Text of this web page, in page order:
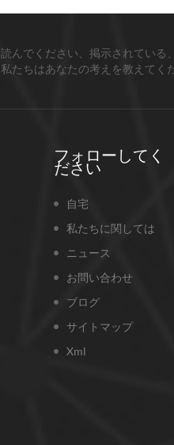
読んでください、掲示されている
私たちはあなたの考えを教えてく
フォローしてく
ださい
自宅
私たちに関しては
ニュース
お問い合わせ
ブログ
サイトマップ
Xml